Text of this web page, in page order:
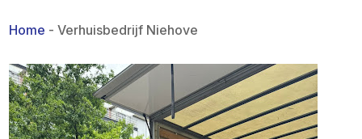
Home -Verhuisbedrijf Niehove